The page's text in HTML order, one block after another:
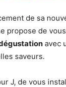
de sa
propose de
avec
saveurs.
J, de vous